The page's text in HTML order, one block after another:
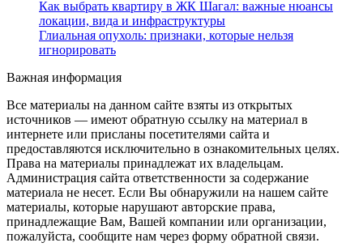
Как выбрать квартиру в ЖК Шагал: важные нюансы
локации, вида и инфраструктуры
Глиальная опухоль: признаки, которые нельзя
игнорировать
Важная информация
Все материалы на данном сайте взяты из открытых
источников — имеют обратную ссылку на материал в
интернете или присланы посетителями сайта и
предоставляются исключительно в ознакомительных целях.
Права на материалы принадлежат их владельцам.
Администрация сайта ответственности за содержание
материала не несет. Если Вы обнаружили на нашем сайте
материалы, которые нарушают авторские права,
принадлежащие Вам, Вашей компании или организации,
пожалуйста, сообщите нам через форму обратной связи.